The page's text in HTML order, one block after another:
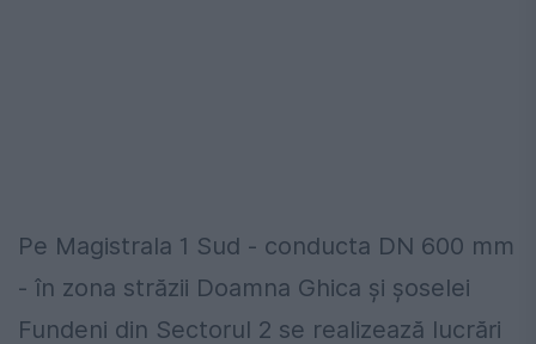
Pe Magistrala 1 Sud - conducta DN 600 mm
- în zona străzii Doamna Ghica şi şoselei
Fundeni din Sectorul 2 se realizează lucrări